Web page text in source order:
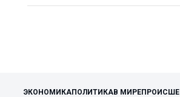
ЭКОНОМИКАПОЛИТИКАВ МИРЕ